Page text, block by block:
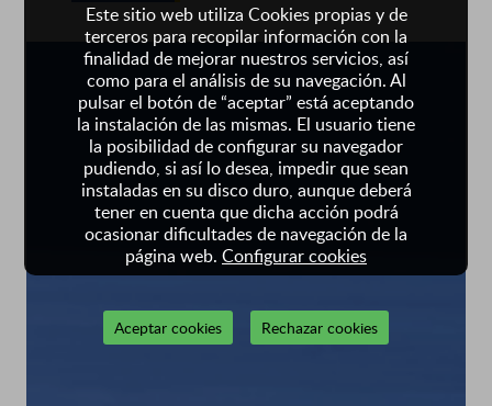
Este sitio web utiliza Cookies propias y de
terceros para recopilar información con la
finalidad de mejorar nuestros servicios, así
como para el análisis de su navegación. Al
pulsar el botón de “aceptar” está aceptando
la instalación de las mismas. El usuario tiene
la posibilidad de configurar su navegador
pudiendo, si así lo desea, impedir que sean
instaladas en su disco duro, aunque deberá
tener en cuenta que dicha acción podrá
ocasionar dificultades de navegación de la
página web. Configurar cookies
Aceptar cookies Rechazar cookies